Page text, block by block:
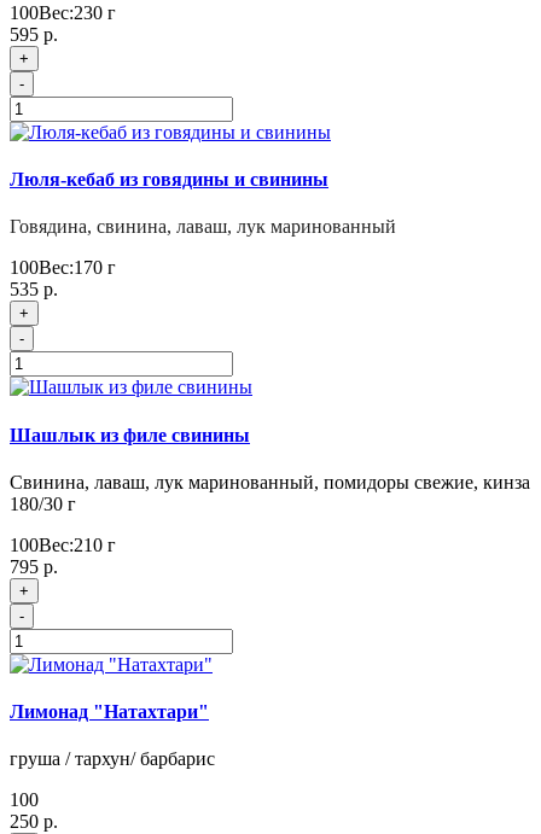
100Вес:230 г
595 р.
+
-
Люля-кебаб из говядины и свинины
Говядина, свинина, лаваш, лук маринованный
100Вес:170 г
535 р.
+
-
Шашлык из филе свинины
Свинина, лаваш, лук маринованный, помидоры свежие, кинза
180/30 г
100Вес:210 г
795 р.
+
-
Лимонад "Натахтари"
груша / тархун/ барбарис
100
250 р.